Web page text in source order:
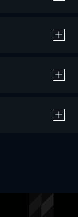
品の購入 / レンタルです。
％のポイント還元です。